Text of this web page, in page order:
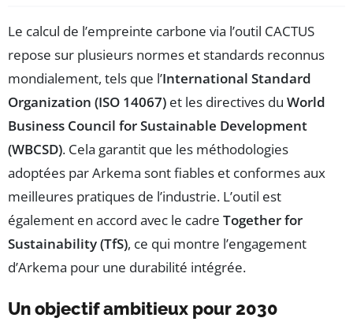
Le calcul de l’empreinte carbone via l’outil CACTUS
repose sur plusieurs normes et standards reconnus
mondialement, tels que l’International Standard
Organization (ISO 14067) et les directives du World
Business Council for Sustainable Development
(WBCSD). Cela garantit que les méthodologies
adoptées par Arkema sont fiables et conformes aux
meilleures pratiques de l’industrie. L’outil est
également en accord avec le cadre Together for
Sustainability (TfS), ce qui montre l’engagement
d’Arkema pour une durabilité intégrée.
Un objectif ambitieux pour 2030